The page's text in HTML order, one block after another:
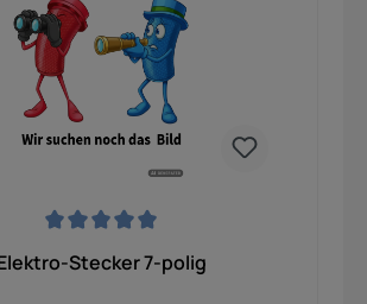
Stecker 7-polig